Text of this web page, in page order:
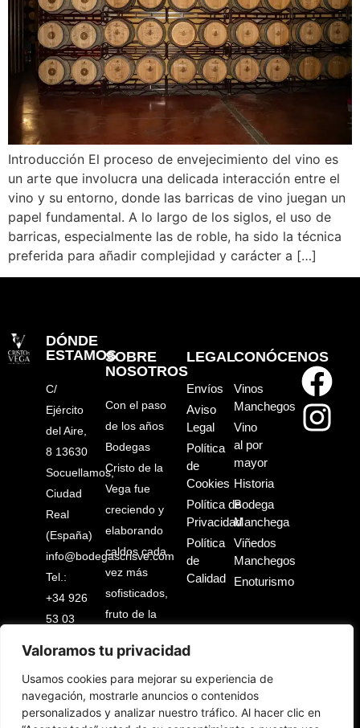
Valoramos tu privacidad
Usamos cookies para mejorar su experiencia de
navegación, mostrarle anuncios o contenidos
personalizados y analizar nuestro tráfico. Al hacer clic en
Introducción El proceso de envejecimiento del vino es
un arte que involucra una delicada interacción entre el
vino y su entorno, donde las barricas de vino juegan un
papel fundamental. A lo largo de los siglos, el uso de
barricas, especialmente las de roble, ha sido la técnica
preferida para añadir complejidad y carácter a […]
SOBRE
NOSOTROS
Con el paso
de los años
Bodegas
Cristo de la
Vega fue
creciendo y
elaborando
caldos cada
vez más
sofisticados,
fruto de la
trabajo de
un pueblo
entero.
LEGAL
Envíos
Aviso
Legal
Política
de
Cookies
Política de
Privacidad
Política
de
Calidad
CONÓCENOS
Vinos
Manchegos
Vino
al por
mayor
Historia
Bodega
Manchega
Viñedos
Manchegos
Enoturismo
DÓNDE
ESTAMOS
C/
Ejército
del Aire,
8 13630
Socuellamos,
Ciudad
Real
(España)
info@bodegascrisve.com
Tel.:
+34 926
53 03